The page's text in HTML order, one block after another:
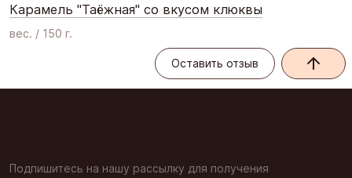
Карамель "Таёжная" со вкусом клюквы
вес. / 150 г.
Оставить отзыв
Подпишитесь на нашу рассылку для получения